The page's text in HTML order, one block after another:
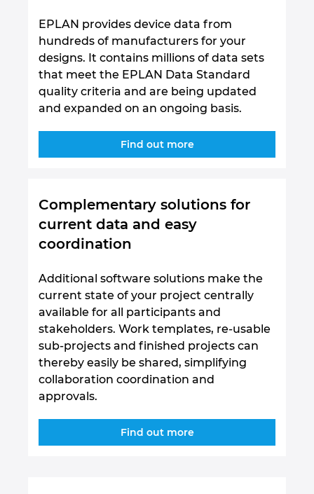
EPLAN provides device data from
hundreds of manufacturers for your
designs. It contains millions of data sets
that meet the EPLAN Data Standard
quality criteria and are being updated
and expanded on an ongoing basis.
Find out more
Complementary solutions for
current data and easy
coordination
Additional software solutions make the
current state of your project centrally
available for all participants and
stakeholders. Work templates, re-usable
sub-projects and finished projects can
thereby easily be shared, simplifying
collaboration coordination and
approvals.
Find out more